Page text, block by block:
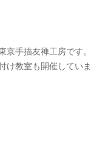
京手描友禅工房です。
け教室も開催していま